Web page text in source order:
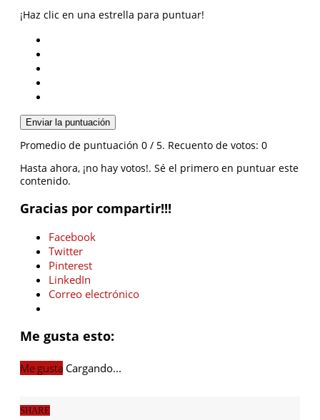
¡Haz clic en una estrella para puntuar!
Enviar la puntuación
Promedio de puntuación 0 / 5. Recuento de votos: 0
Hasta ahora, ¡no hay votos!. Sé el primero en puntuar este
contenido.
Gracias por compartir!!!
Facebook
Twitter
Pinterest
LinkedIn
Correo electrónico
Me gusta esto:
Me gusta Cargando...
SHARE